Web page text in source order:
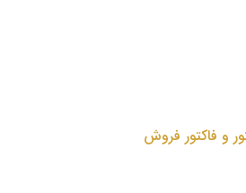
و فاکتور فروش